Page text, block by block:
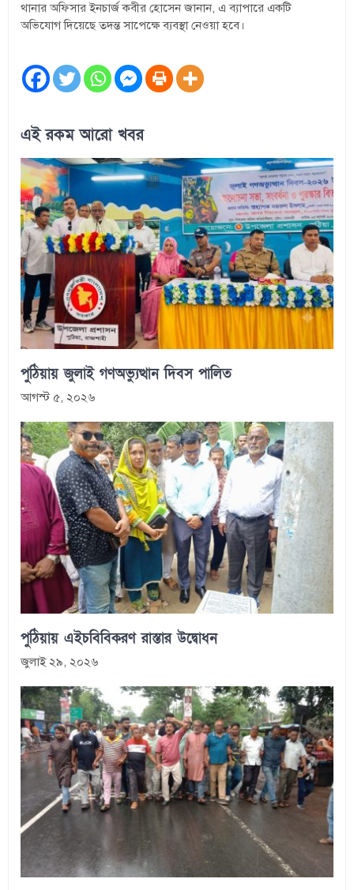
থানার অফিসার ইনচার্জ কবীর হোসেন জানান, এ ব্যাপারে একটি
অভিযোগ দিয়েছে তদন্ত সাপেক্ষে ব্যবস্থা নেওয়া হবে।
এই রকম আরো খবর
পুঠিয়ায় জুলাই গণঅভ্যুত্থান দিবস পালিত
আগস্ট ৫, ২০২৬
পুঠিয়ায় এইচবিবিকরণ রাস্তার উদ্বোধন
জুলাই ২৯, ২০২৬